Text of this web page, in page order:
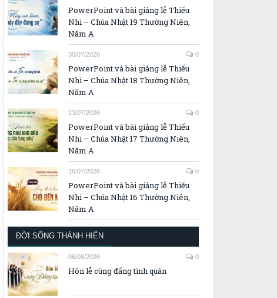
PowerPoint và bài giảng lễ Thiếu
Nhi – Chúa Nhật 19 Thường Niên,
Năm A
30/07/2026 0
PowerPoint và bài giảng lễ Thiếu
Nhi – Chúa Nhật 18 Thường Niên,
Năm A
23/07/2026 0
PowerPoint và bài giảng lễ Thiếu
Nhi – Chúa Nhật 17 Thường Niên,
Năm A
16/07/2026 0
PowerPoint và bài giảng lễ Thiếu
Nhi – Chúa Nhật 16 Thường Niên,
Năm A
ĐỜI SỐNG THÁNH HIẾN
06/08/2026 0
Hôn lễ cùng đấng tình quân